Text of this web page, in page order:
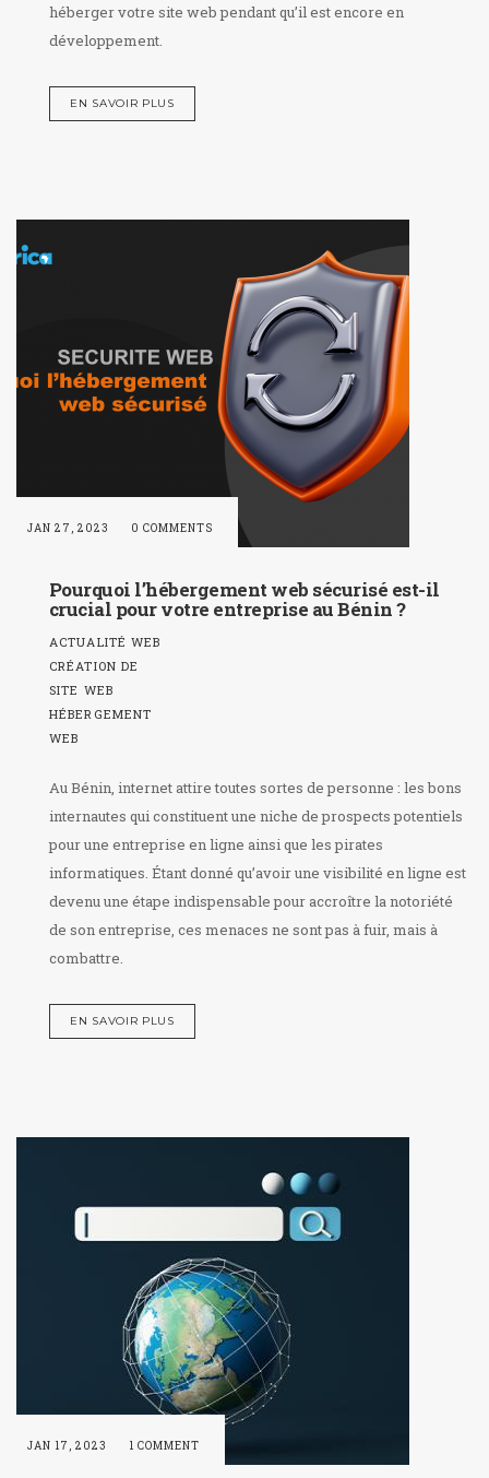
héberger votre site web pendant qu’il est encore en
développement.
EN SAVOIR PLUS
JAN 27, 2023 0 COMMENTS
Pourquoi l’hébergement web sécurisé est-il
crucial pour votre entreprise au Bénin ?
ACTUALITÉ WEB
CRÉATION DE
SITE WEB
HÉBERGEMENT
WEB
Au Bénin, internet attire toutes sortes de personne : les bons
internautes qui constituent une niche de prospects potentiels
pour une entreprise en ligne ainsi que les pirates
informatiques. Étant donné qu’avoir une visibilité en ligne est
devenu une étape indispensable pour accroître la notoriété
de son entreprise, ces menaces ne sont pas à fuir, mais à
combattre.
EN SAVOIR PLUS
JAN 17, 2023 1 COMMENT